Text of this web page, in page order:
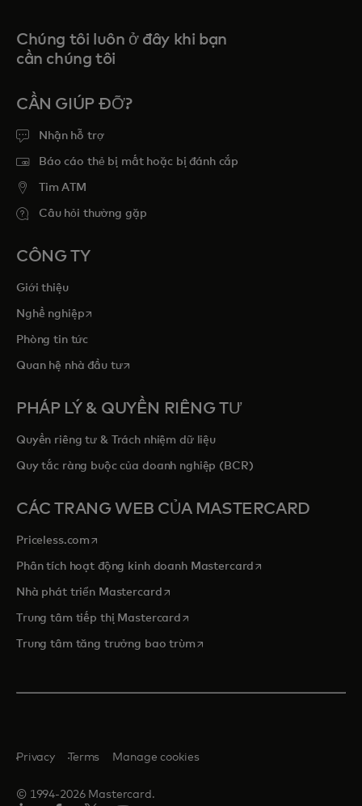
Chúng tôi luôn ở đây khi bạn
cần chúng tôi
CẦN GIÚP ĐỠ?
Nhận hỗ trợ
Báo cáo thẻ bị mất hoặc bị đánh cắp
Tim ATM
Câu hỏi thường gặp
CÔNG TY
Giới thiệu
Nghề nghiệpopens in a new tab
Phòng tin tức
Quan hệ nhà đầu tưopens in a new tab
PHÁP LÝ & QUYỀN RIÊNG TƯ
Quyền riêng tư & Trách nhiệm dữ liệu
Quy tắc ràng buộc của doanh nghiệp (BCR)
CÁC TRANG WEB CỦA MASTERCARD
Priceless.com opens in a new tab
Phân tích hoạt động kinh doanh Mastercard opens in a new tab
Nhà phát triển Mastercardopens in a new tab
Trung tâm tiếp thị Mastercardopens in a new tab
Trung tâm tăng trưởng bao trùmopens in a new tab
© 1994-2026 Mastercard.
Privacy Terms Manage cookies